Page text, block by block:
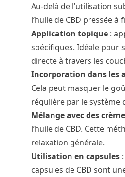
Au-delà de l’utilisation
l’huile de CBD pressée à
Application topique :
spécifiques. Idéale pour
directe à travers les
Incorporation dans les
Cela peut masquer le
régulière par le système
Mélange avec des
l’huile de CBD. Cette
relaxation générale.
Utilisation en capsules
capsules de CBD sont